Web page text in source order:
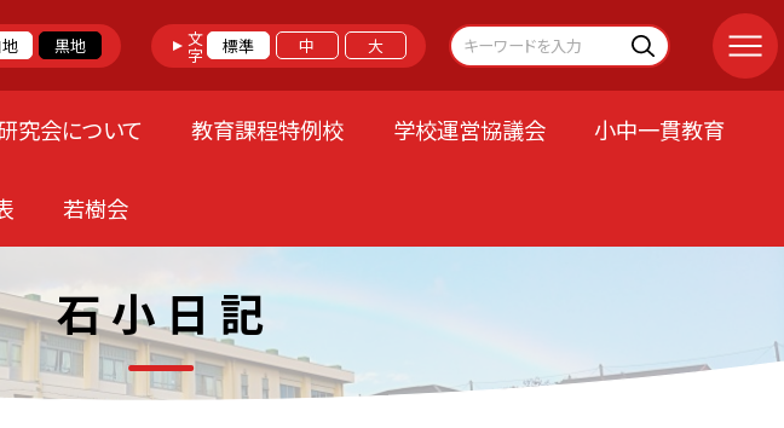
黒地 文字 標準 中 大
究会について 教育課程特例校 学校運営協議会 小中一貫教育
若樹会
石 小 日 記